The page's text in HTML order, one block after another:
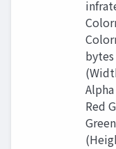
Red